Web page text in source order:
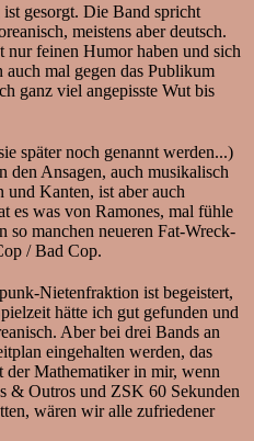
gesorgt. Die Band spricht
meistens aber deutsch.
nur feinen Humor haben und sich
auch mal gegen das Publikum
ganz viel angepisste Wut bis
später noch genannt werden...)
den Ansagen, auch musikalisch
und Kanten, ist aber auch
es was von Ramones, mal fühle
so manchen neueren Fat-Wreck-
/ Bad Cop.
Nietenfraktion ist begeistert,
hätte ich gut gefunden und
Aber bei drei Bands an
eingehalten werden, das
Mathematiker in mir, wenn
& Outros und ZSK 60 Sekunden
wären wir alle zufriedener